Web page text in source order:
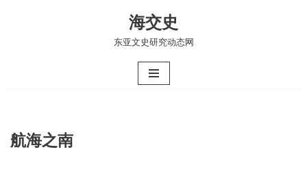
海交史
东亚文史研究动态网
航海之南